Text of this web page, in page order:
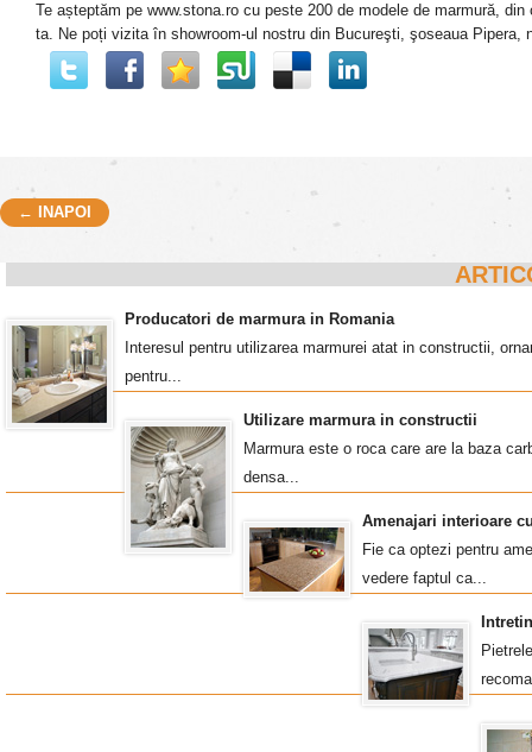
Te așteptăm pe www.stona.ro cu peste 200 de modele de marmură,
ta. Ne poți vizita în showroom-ul nostru din Bucureşti, şoseaua
Post navigation
← INAPOI
Producatori de marmura in Romania
Interesul pentru utilizarea marmurei atat in constructii,
pentru...
Utilizare marmura in constructii
Marmura este o roca care are la baza
densa...
Amenajari interioare
Fie ca optezi pentru
vedere faptul ca...